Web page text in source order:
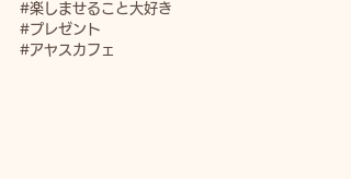
#楽しませること大好き
#プレゼント
#アヤスカフェ